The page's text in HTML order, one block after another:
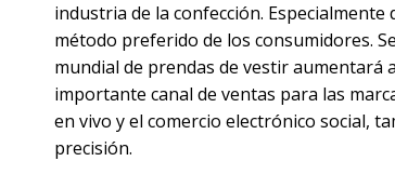
industria de la confección.
método preferido de los consumidores.
mundial de prendas de vestir aumentará
importante canal de ventas para las
en vivo y el comercio electrónico social,
precisión.